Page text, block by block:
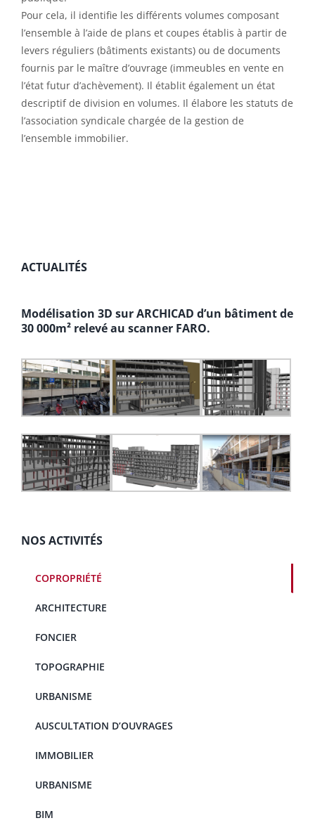
Pour cela, il identifie les différents volumes composant
l’ensemble à l’aide de plans et coupes établis à partir de
levers réguliers (bâtiments existants) ou de documents
fournis par le maître d’ouvrage (immeubles en vente en
l’état futur d’achèvement). Il établit également un état
descriptif de division en volumes. Il élabore les statuts de
l’association syndicale chargée de la gestion de
l’ensemble immobilier.
ACTUALITÉS
Modélisation 3D sur ARCHICAD d’un bâtiment de
30 000m² relevé au scanner FARO.
NOS ACTIVITÉS
COPROPRIÉTÉ
ARCHITECTURE
FONCIER
TOPOGRAPHIE
URBANISME
AUSCULTATION D’OUVRAGES
IMMOBILIER
URBANISME
BIM